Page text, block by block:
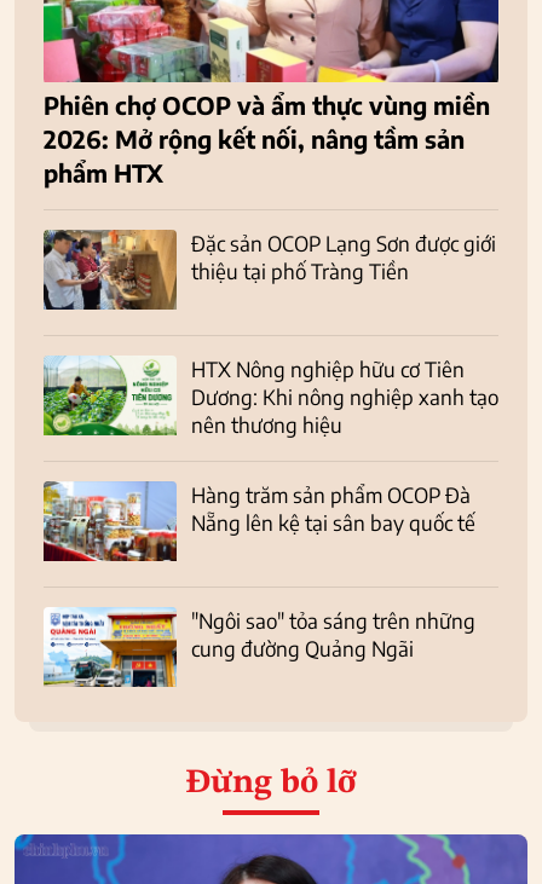
Phiên chợ OCOP và ẩm thực vùng miền
2026: Mở rộng kết nối, nâng tầm sản
phẩm HTX
Đặc sản OCOP Lạng Sơn được giới
thiệu tại phố Tràng Tiền
HTX Nông nghiệp hữu cơ Tiên
Dương: Khi nông nghiệp xanh tạo
nên thương hiệu
Hàng trăm sản phẩm OCOP Đà
Nẵng lên kệ tại sân bay quốc tế
"Ngôi sao" tỏa sáng trên những
cung đường Quảng Ngãi
Đừng bỏ lỡ